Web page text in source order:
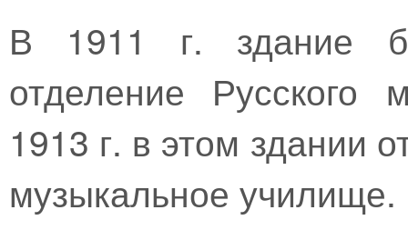
В 1911 г. здание
отделение Русского
1913 г. в этом здании
музыкальное училище.